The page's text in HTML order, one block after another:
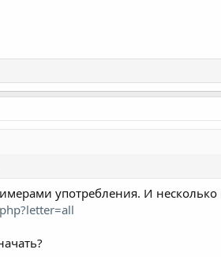
употребления. И несколько